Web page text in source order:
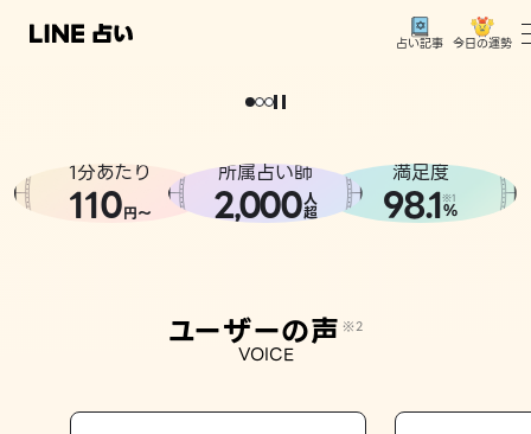
占い記事 今日の運勢
相談事例
どうせなら
。
1分あたり
110円〜
所属占い師
2,000人
超
満足度
98.1※1
%
ユーザーの声 ※2
VOICE